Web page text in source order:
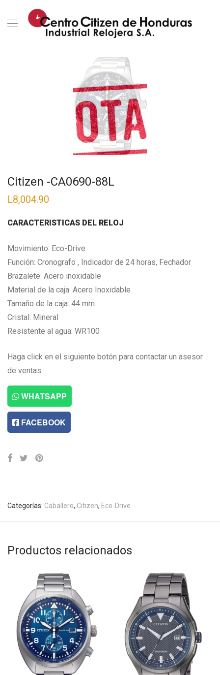
Citizen -CA0690-88L
L8,004.90
CARACTERISTICAS DEL RELOJ
Movimiento: Eco-Drive
Función: Cronografo , Indicador de 24 horas, Fechador
Brazalete: Acero inoxidable
Material de la caja: Acero Inoxidable
Tamaño de la caja: 44 mm
Cristal: Mineral
Resistente al agua: WR100
Haga click en el siguiente botón para contactar un asesor
de ventas.
WHATSAPP
FACEBOOK
Categorías: Caballero, Citizen, Eco-Drive
Productos relacionados